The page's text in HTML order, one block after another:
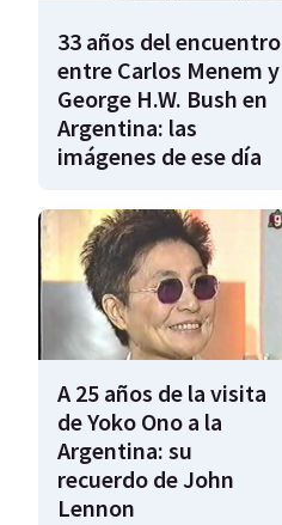
33 años del encuentro
entre Carlos Menem y
George H.W. Bush en
Argentina: las
imágenes de ese día
A 25 años de la visita
de Yoko Ono a la
Argentina: su
recuerdo de John
Lennon